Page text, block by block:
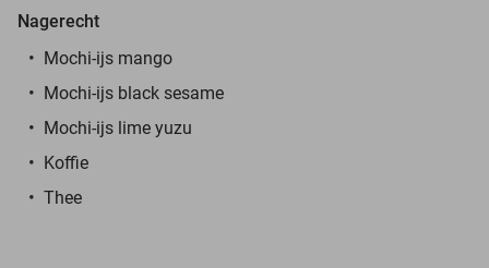
Nagerecht
Mochi-ijs mango
Mochi-ijs black sesame
Mochi-ijs lime yuzu
Koffie
Thee